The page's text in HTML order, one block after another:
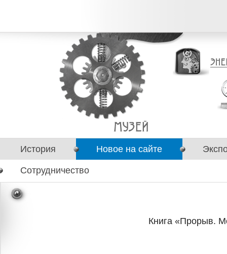
История Новое на сайте
Сотрудничество
Книга «Прорыв.